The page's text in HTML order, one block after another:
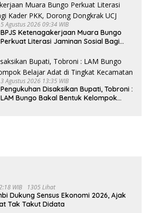
5 Agustus 2026 09:34 WIB
BPJS Ketenagakerjaan Muara Bungo
Perkuat Literasi Jaminan Sosial Bagi
3 Agustus 2026 13:35 WIB
Pengukuhan Disaksikan Bupati, Tobroni :
LAM Bungo Bakal Bentuk Kelompok
WIB 1305 Lihat
Dukung Sensus Ekonomi 2026, Ajak
Tak Takut Didata